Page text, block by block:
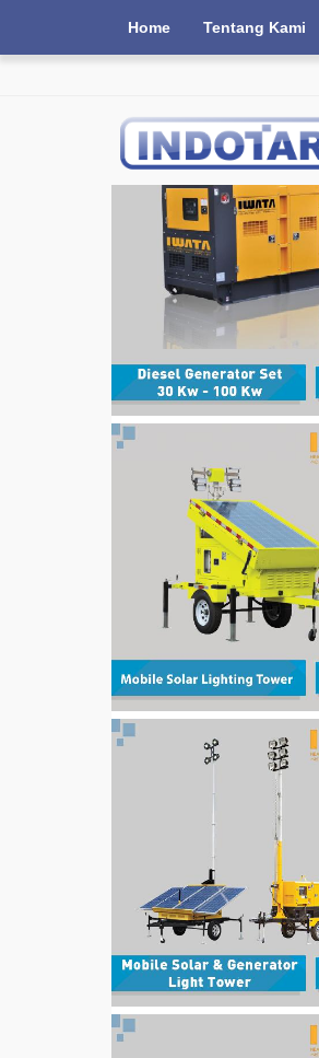
Home Tentang Kami